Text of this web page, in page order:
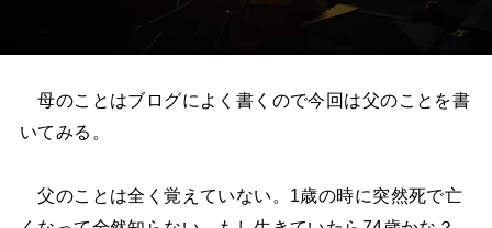
母のことはブログによく書くので今回は父のことを書
いてみる。
父のことは全く覚えていない。1歳の時に突然死で亡